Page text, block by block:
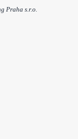
Praha s.r.o.